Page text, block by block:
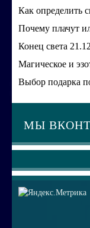
Как определить
Почему плачут
Конец света
Магическое и
Выбор подарка
МЫ